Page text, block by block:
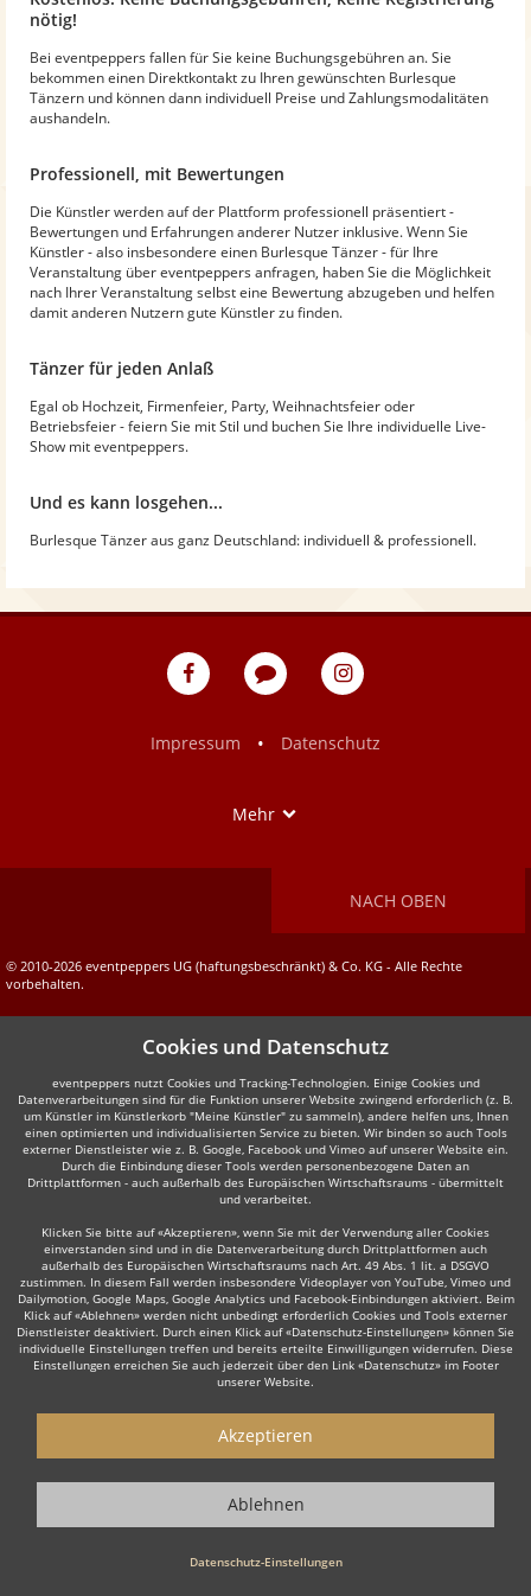
nötig!
Bei eventpeppers fallen für Sie keine Buchungsgebühren an. Sie
bekommen einen Direktkontakt zu Ihren gewünschten Burlesque
Tänzern und können dann individuell Preise und Zahlungsmodalitäten
aushandeln.
Professionell, mit Bewertungen
Die Künstler werden auf der Plattform professionell präsentiert -
Bewertungen und Erfahrungen anderer Nutzer inklusive. Wenn Sie
Künstler - also insbesondere einen Burlesque Tänzer - für Ihre
Veranstaltung über eventpeppers anfragen, haben Sie die Möglichkeit
nach Ihrer Veranstaltung selbst eine Bewertung abzugeben und helfen
damit anderen Nutzern gute Künstler zu finden.
Tänzer für jeden Anlaß
Egal ob Hochzeit, Firmenfeier, Party, Weihnachtsfeier oder
Betriebsfeier - feiern Sie mit Stil und buchen Sie Ihre individuelle Live-
Show mit eventpeppers.
Und es kann losgehen...
Burlesque Tänzer aus ganz Deutschland: individuell & professionell.
eventpeppers
Blog
eventpeppers
Impressum
• Datenschutz
Mehr
NACH OBEN
© 2010-2026 eventpeppers UG (haftungsbeschränkt) & Co. KG - Alle Rechte
vorbehalten.
Cookies und Datenschutz
eventpeppers nutzt Cookies und Tracking-Technologien. Einige Cookies und
Datenverarbeitungen sind für die Funktion unserer Website zwingend erforderlich (z. B.
um Künstler im Künstlerkorb "Meine Künstler" zu sammeln), andere helfen uns, Ihnen
einen optimierten und individualisierten Service zu bieten. Wir binden so auch Tools
externer Dienstleister wie z. B. Google, Facebook und Vimeo auf unserer Website ein.
Durch die Einbindung dieser Tools werden personenbezogene Daten an
Drittplattformen - auch außerhalb des Europäischen Wirtschaftsraums - übermittelt
und verarbeitet.
Klicken Sie bitte auf «Akzeptieren», wenn Sie mit der Verwendung aller Cookies
einverstanden sind und in die Datenverarbeitung durch Drittplattformen auch
außerhalb des Europäischen Wirtschaftsraums nach Art. 49 Abs. 1 lit. a DSGVO
zustimmen. In diesem Fall werden insbesondere Videoplayer von YouTube, Vimeo und
Dailymotion, Google Maps, Google Analytics und Facebook-Einbindungen aktiviert. Beim
Klick auf «Ablehnen» werden nicht unbedingt erforderlich Cookies und Tools externer
Dienstleister deaktiviert. Durch einen Klick auf «Datenschutz-Einstellungen» können Sie
individuelle Einstellungen treffen und bereits erteilte Einwilligungen widerrufen. Diese
Einstellungen erreichen Sie auch jederzeit über den Link «Datenschutz» im Footer
unserer Website.
Datenschutz-Einstellungen
Akzeptieren
Ablehnen